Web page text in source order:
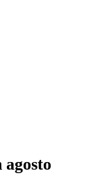
agosto